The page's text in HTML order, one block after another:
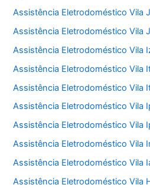
Assistência Eletrodoméstico Vila
Assistência Eletrodoméstico Vila
Assistência Eletrodoméstico Vila
Assistência Eletrodoméstico Vila
Assistência Eletrodoméstico Vila
Assistência Eletrodoméstico Vila
Assistência Eletrodoméstico Vila
Assistência Eletrodoméstico Vila
Assistência Eletrodoméstico Vila
Assistência Eletrodoméstico Vila